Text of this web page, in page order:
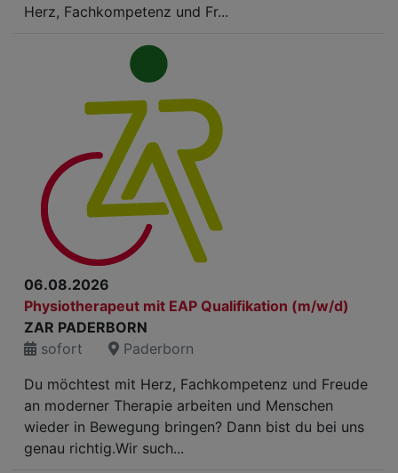
Herz, Fachkompetenz und Fr...
06.08.2026
Physiotherapeut mit EAP Qualifikation (m/w/d)
ZAR PADERBORN
sofort
Paderborn
Du möchtest mit Herz, Fachkompetenz und Freude
an moderner Therapie arbeiten und Menschen
wieder in Bewegung bringen? Dann bist du bei uns
genau richtig.Wir such...